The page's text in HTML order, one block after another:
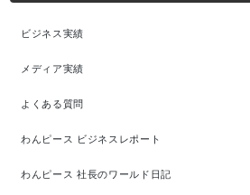
ビジネス実績
メディア実績
よくある質問
わんピース ビジネスレポート
わんピース 社長のワールド日記